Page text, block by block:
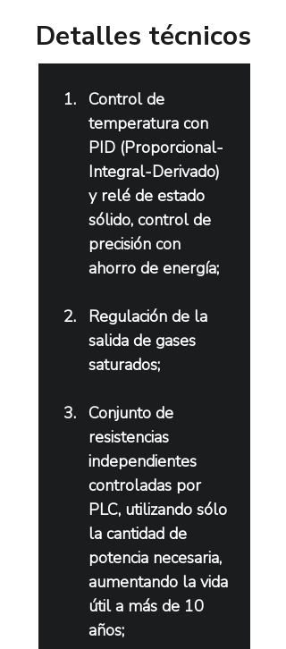
​Detalles técnicos
Control de
temperatura con
PID (Proporcional-
Integral-Derivado)
y relé de estado
sólido, control de
precisión con
ahorro de energía;
Regulación de la
salida de gases
saturados;
Conjunto de
resistencias
independientes
controladas por
PLC, utilizando sólo
la cantidad de
potencia necesaria,
aumentando la vida
útil a más de 10
años;